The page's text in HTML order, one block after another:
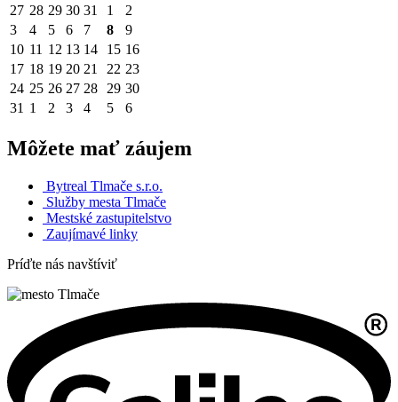
27 28 29 30 31 1
2
3
4 5 6 7 8
9
10 11 12 13 14 15 16
17 18 19 20 21 22 23
24 25 26 27 28 29 30
31 1 2 3 4 5 6
Môžete mať záujem
Bytreal Tlmače s.r.o.
Služby mesta Tlmače
Mestské zastupitelstvo
Zaujímavé linky
Príďte nás navštíviť